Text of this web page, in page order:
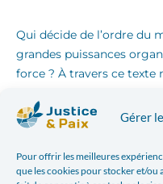
Gérer
Pour offrir les meilleures
que les cookies pour stocker et/ou
Qui décide de l’ordre du
grandes puissances
force ? À travers ce texte
logiques de domination
impériaux et la place de
traversé par les conflits